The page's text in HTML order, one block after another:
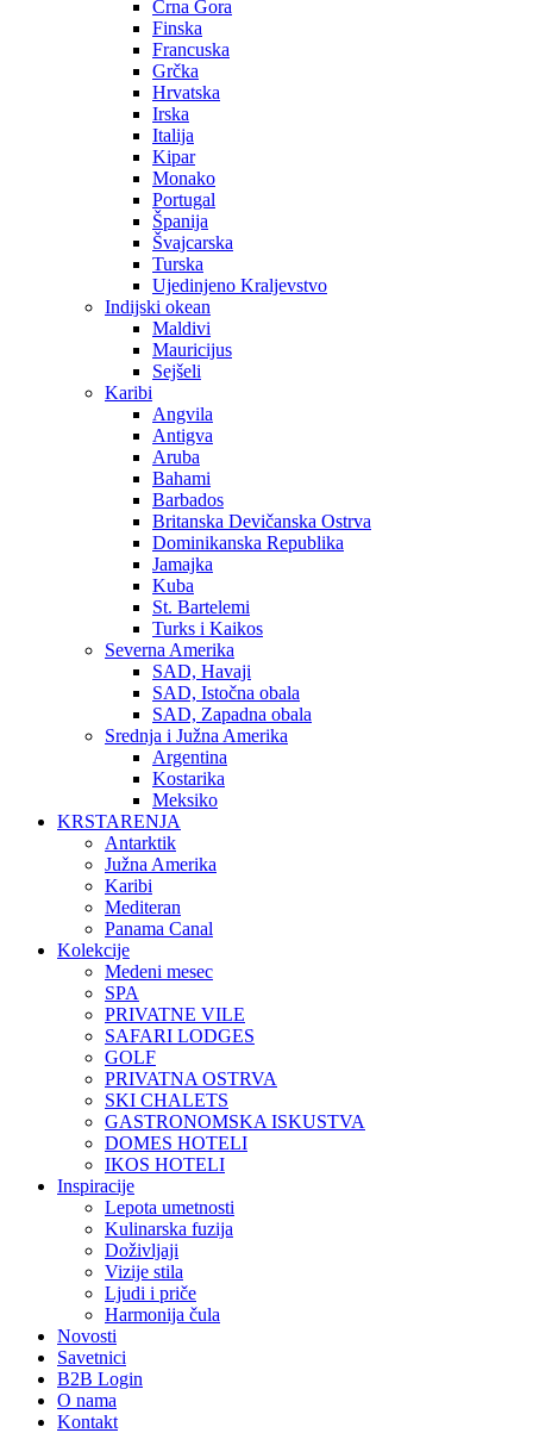
Crna Gora
Finska
Francuska
Grčka
Hrvatska
Irska
Italija
Kipar
Monako
Portugal
Španija
Švajcarska
Turska
Ujedinjeno Kraljevstvo
Indijski okean
Maldivi
Mauricijus
Sejšeli
Karibi
Angvila
Antigva
Aruba
Bahami
Barbados
Britanska Devičanska Ostrva
Dominikanska Republika
Jamajka
Kuba
St. Bartelemi
Turks i Kaikos
Severna Amerika
SAD, Havaji
SAD, Istočna obala
SAD, Zapadna obala
Srednja i Južna Amerika
Argentina
Kostarika
Meksiko
KRSTARENJA
Antarktik
Južna Amerika
Karibi
Mediteran
Panama Canal
Kolekcije
Medeni mesec
SPA
PRIVATNE VILE
SAFARI LODGES
GOLF
PRIVATNA OSTRVA
SKI CHALETS
GASTRONOMSKA ISKUSTVA
DOMES HOTELI
IKOS HOTELI
Inspiracije
Lepota umetnosti
Kulinarska fuzija
Doživljaji
Vizije stila
Ljudi i priče
Harmonija čula
Novosti
Savetnici
B2B Login
O nama
Kontakt